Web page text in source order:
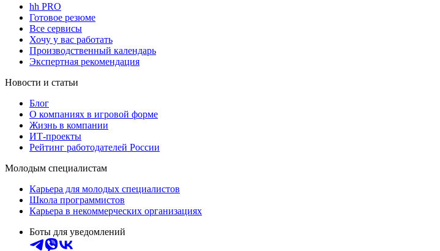
hh PRO
Готовое резюме
Все сервисы
Хочу у вас работать
Производственный календарь
Экспертная рекомендация
Новости и статьи
Блог
О компаниях в игровой форме
Жизнь в компании
ИТ-проекты
Рейтинг работодателей России
Молодым специалистам
Карьера для молодых специалистов
Школа программистов
Карьера в некоммерческих организациях
Боты для уведомлений